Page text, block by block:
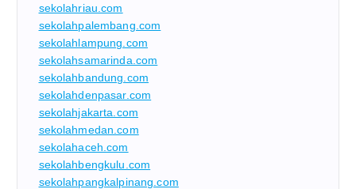
sekolahriau.com
sekolahpalembang.com
sekolahlampung.com
sekolahsamarinda.com
sekolahbandung.com
sekolahdenpasar.com
sekolahjakarta.com
sekolahmedan.com
sekolahaceh.com
sekolahbengkulu.com
sekolahpangkalpinang.com